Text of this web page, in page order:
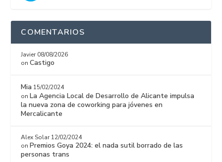
COMENTARIOS
Javier 08/08/2026
onCastigo
Mia 15/02/2024
onLa Agencia Local de Desarrollo de Alicante impulsa
la nueva zona de coworking para jóvenes en
Mercalicante
Alex Solar 12/02/2024
onPremios Goya 2024: el nada sutil borrado de las
personas trans